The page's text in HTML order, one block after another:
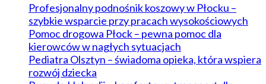
Profesjonalny podnośnik koszowy w Płocku –
szybkie wsparcie przy pracach wysokościowych
Pomoc drogowa Płock – pewna pomoc dla
kierowców w nagłych sytuacjach
Pediatra Olsztyn – świadoma opieka, która wspiera
rozwój dziecka